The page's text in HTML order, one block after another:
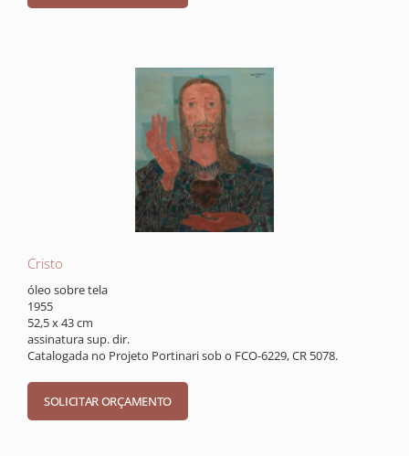
Cristo
óleo sobre tela
1955
52,5 x 43 cm
assinatura sup. dir.
Catalogada no Projeto Portinari sob o FCO-6229, CR 5078.